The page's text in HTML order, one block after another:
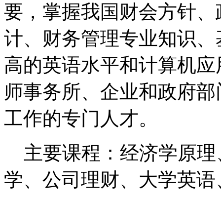
要，掌握我国财会方针
计、财务管理专业知识
高的英语水平和计算机
师事务所、企业和政府
工作的专门人才。
主要课程：经济学原理
学、公司理财、大学英